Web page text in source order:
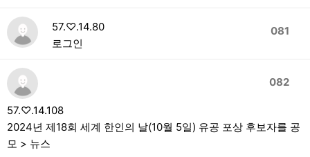
081
57.♡.14.80
로그인
082
57.♡.14.108
2024년 제18회 세계 한인의 날(10월 5일) 유공 포상 후보자를 공
모 > 뉴스